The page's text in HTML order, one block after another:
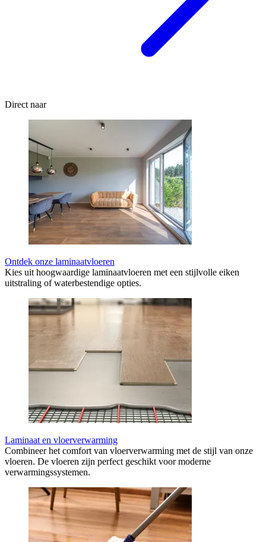
Direct naar
Ontdek onze laminaatvloeren
Kies uit hoogwaardige laminaatvloeren met een stijlvolle eiken
uitstraling of waterbestendige opties.
Laminaat en vloerverwarming
Combineer het comfort van vloerverwarming met de stijl van onze
vloeren. De vloeren zijn perfect geschikt voor moderne
verwarmingssystemen.